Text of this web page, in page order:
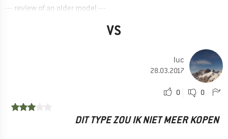
--- review of an older model ---
GEBRUIK
Trekking
VS
luc
28.03.2017
0 0
DIT TYPE ZOU IK NIET MEER KOPEN